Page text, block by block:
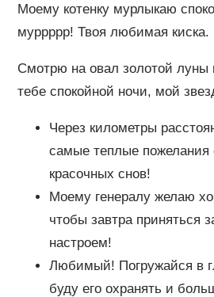
Моему котенку мурлыкаю
муррррр! Твоя любимая киска.
Смотрю на овал золотой луны
тебе спокойной ночи, мой
Через километры
самые теплые пожелания
красочных снов!
Моему генералу желаю
чтобы завтра приняться
настроем!
Любимый! Погружайся в
буду его охранять и